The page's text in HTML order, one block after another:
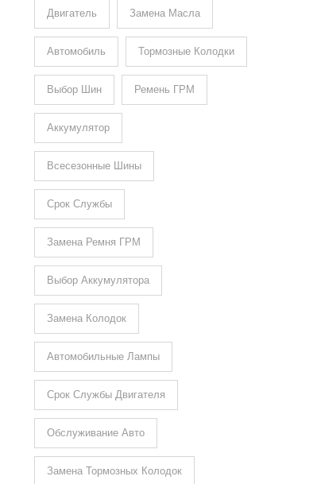
Двигатель Замена Масла
Автомобиль Тормозные Колодки
Выбор Шин Ремень ГРМ
Аккумулятор
Всесезонные Шины
Срок Службы
Замена Ремня ГРМ
Выбор Аккумулятора
Замена Колодок
Автомобильные Лампы
Срок Службы Двигателя
Обслуживание Авто
Замена Тормозных Колодок